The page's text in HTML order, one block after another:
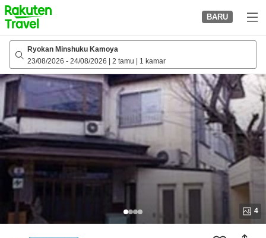
to
top
page
BARU
Ryokan Minshuku Kamoya
23/08/2026 - 24/08/2026 2 tamu 1 kamar
4